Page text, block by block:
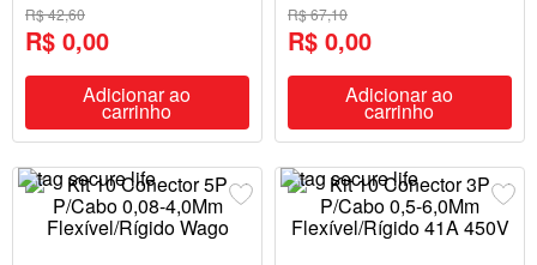
R$ 42,60
R$ 0,00
Adicionar ao
carrinho
R$ 67,10
R$ 0,00
Adicionar ao
carrinho